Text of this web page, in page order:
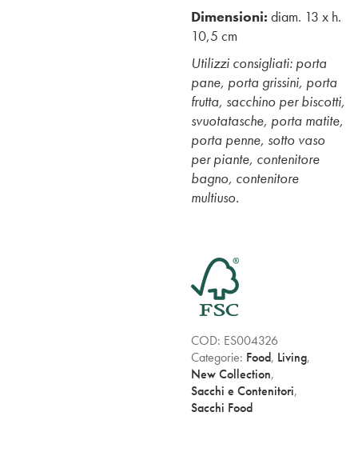
Dimensioni: diam. 13 x h.
10,5 cm
Utilizzi consigliati: porta
pane, porta grissini, porta
frutta, sacchino per biscotti,
svuotatasche, porta matite,
porta penne, sotto vaso
per piante, contenitore
bagno, contenitore
multiuso.
COD: ES004326
Categorie: Food, Living,
New Collection,
Sacchi e Contenitori,
Sacchi Food